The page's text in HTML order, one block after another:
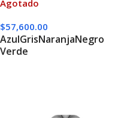
Agotado
$57,600.00
AzulGrisNaranjaNegro
Verde